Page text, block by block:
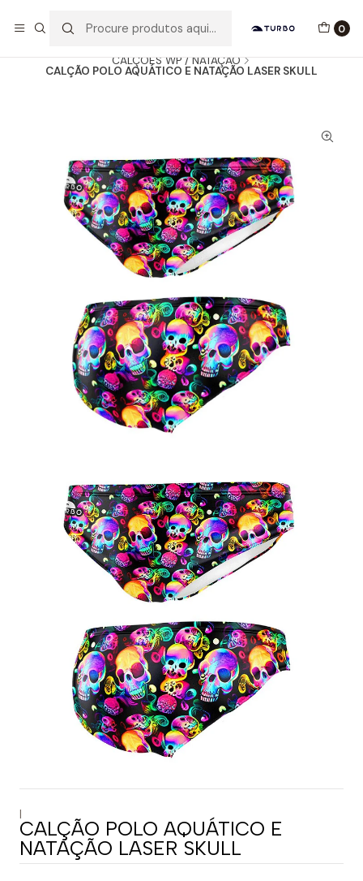
0
CALÇÕES WP / NATAÇÃO
CALÇÃO POLO AQUÁTICO E NATAÇÃO LASER SKULL
|
CALÇÃO POLO AQUÁTICO E
NATAÇÃO LASER SKULL